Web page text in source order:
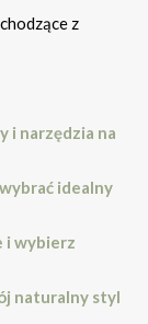
z
i narzędzia na
idealny
i wybierz
naturalny styl